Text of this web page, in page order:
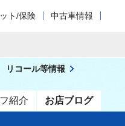
ト/保険 中古車情報
紹介 お店ブログ
リコール等情報